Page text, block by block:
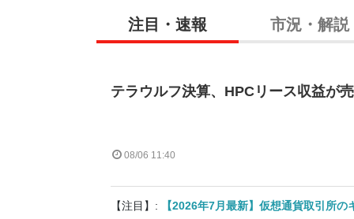
注目・速報 市況・解説
テラウルフ決算、HPCリース収益が
08/06 11:40
【注目】: 【2026年7月最新】仮想通貨取引所